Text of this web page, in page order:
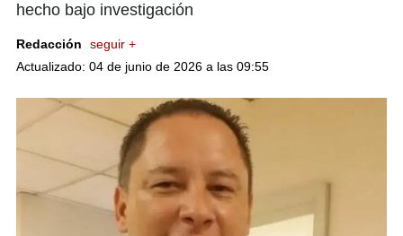
hecho bajo investigación
Redacción
seguir +
Actualizado: 04 de junio de 2026 a las 09:55